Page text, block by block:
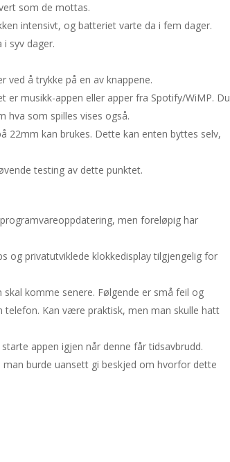
som de mottas.
intensivt, ogbatteriet varte da i fem dager.
syv dager.
ved å trykke på en av knappene.
er musikk-appen eller apper fra Spotify/WiMP. Du
hva som spilles vises også.
22mm kanbrukes. Dette kan enten byttes selv,
testing av dette punktet.
men foreløpig har
og privatutviklede klokkedisplay tilgjengelig for
komme senere. Følgende er små feil og
telefon. Kan være praktisk, men man skulle hatt
appen igjen når denne får tidsavbrudd.
burde uansett gi beskjed om hvorfor dette